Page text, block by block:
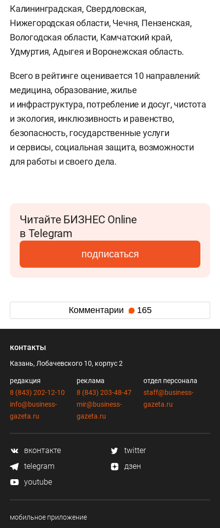
Калининградская, Свердловская,
Нижегородская области, Чечня, Пензенская,
Вологодская области, Камчатский край,
Удмуртия, Адыгея и Воронежская область.
Всего в рейтинге оценивается 10 направлений:
медицина, образование, жилье
и инфраструктура, потребление и досуг, чистота
и экология, инклюзивность и равенство,
безопасность, государственные услуги
и сервисы, социальная защита, возможности
для работы и своего дела.
Читайте БИЗНЕС Online
в Telegram
подписаться
Комментарии 165
контакты
Казань, Лобачевского 10, корпус 2
редакция
8 (843) 202-12-10
info@business-
gazeta.ru
реклама
8 (843) 203-48-47
mir@business-
gazeta.ru
отдел персонала
staff@business-
gazeta.ru
вконтакте
twitter
telegram
дзен
youtube
мобильное приложение